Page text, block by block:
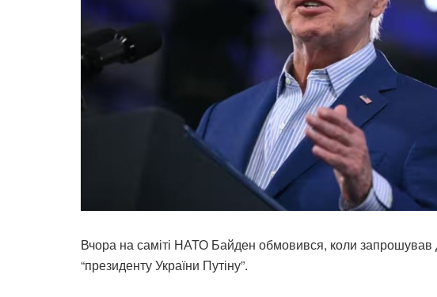
Вчора на саміті НАТО Байден обмовився, коли запрошував
“президенту України Путіну”.